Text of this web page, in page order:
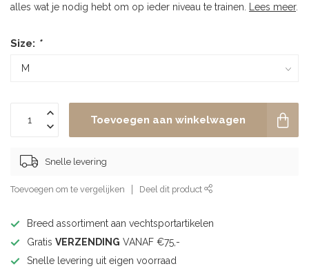
alles wat je nodig hebt om op ieder niveau te trainen.
Lees meer.
Size: *
Toevoegen aan winkelwagen
Snelle levering
Toevoegen om te vergelijken Deel dit product
Breed assortiment aan vechtsportartikelen
Gratis VERZENDING VANAF €75,-
Snelle levering uit eigen voorraad